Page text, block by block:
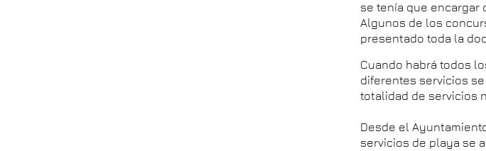
se tenía que encargar
Algunos de los
presentado toda la
Cuando habrá todos
diferentes servicios
totalidad de servicios
Desde el
servicios de playa se